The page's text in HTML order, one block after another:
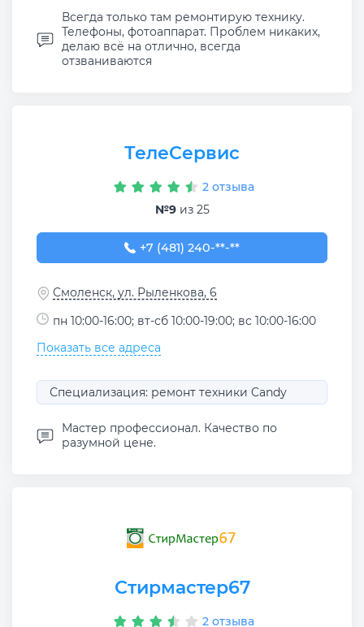
Всегда только там ремонтирую технику.
Телефоны, фотоаппарат. Проблем никаких,
делаю всё на отлично, всегда
отзваниваются
ТелеСервис
2 отзыва
№9из 25
+7 (481) 240-36-24
+7 (481) 240-**-**
Смоленск, ул. Рыленкова, 6
пн 10:00-16:00; вт-сб 10:00-19:00; вс 10:00-16:00
Показать все адреса
Специализация: ремонт техники Candy
Мастер профессионал. Качество по
разумной цене.
Стирмастер67
2 отзыва